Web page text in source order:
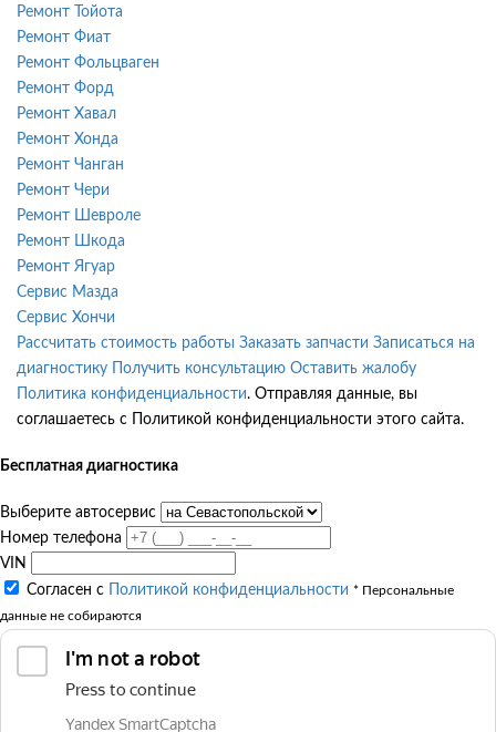
Ремонт Тойота
Ремонт Фиат
Ремонт Фольцваген
Ремонт Форд
Ремонт Хавал
Ремонт Хонда
Ремонт Чанган
Ремонт Чери
Ремонт Шевроле
Ремонт Шкода
Ремонт Ягуар
Сервис Мазда
Сервис Хончи
Рассчитать стоимость работы Заказать запчасти Записаться на
диагностику
Получить консультацию Оставить жалобу
Политика конфиденциальности. Отправляя данные, вы
соглашаетесь с Политикой конфиденциальности этого сайта.
Бесплатная диагностика
Выберите автосервис
Номер телефона
VIN
Согласен с
Политикой конфиденциальности * Персональные
данные не собираются